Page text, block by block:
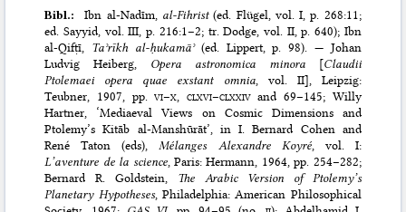
Bibl.:Ibn al-Nadīm, al-Fihrist(ed. Flügel , vol. I, p. 268:11;
ed. Sayyid, vol. III, p. 216:1–2; tr. Dodge , vol. II, p. 640); Ibn
al-Qifṭī, Taʾrīkh al-ḥukamāʾ(ed. Lippert, p. 98). — Johan
Ludvig Heiberg, Opera astronomica minora[Claudii
Ptolemaei opera quae exstant omnia, vol. II], Leipzig:
Teubner, 1907 , pp.vi–x clxvi–clxxivand 69–145; Willy
Hartner, ‘Mediaeval Views on Cosmic Dimensions and
Ptolemy’s Kitāb al-Manshūrāt’, in I. Bernard Cohen and
René Taton (eds), Mélanges Alexandre Koyré, vol. I:
L’aventure de la science, Paris: Hermann, 1964, pp. 254–282;
Bernard R. Goldstein, The Arabic Version of Ptolemy’s
Planetary Hypotheses, Philadelphia: American Philosophical